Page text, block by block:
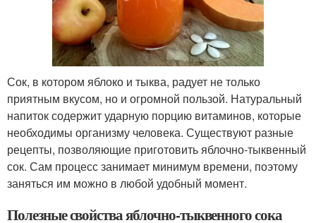
Сок, в котором яблоко и тыква, радует не только
приятным вкусом, но и огромной пользой. Натуральный
напиток содержит ударную порцию витаминов, которые
необходимы организму человека. Существуют разные
рецепты, позволяющие приготовить яблочно-тыквенный
сок. Сам процесс занимает минимум времени, поэтому
заняться им можно в любой удобный момент.
Полезные свойства яблочно-тыквенного сока